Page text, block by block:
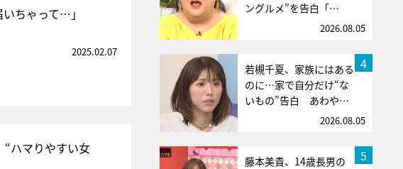
ちゃって…」
2025.02.07
ハマりやすい女
ングルメ”を告白「…
2026.08.05
4
若槻千夏、家族にはある
のに…家で自分だけ“な
いもの”告白 あわや…
2026.08.05
5
藤本美貴、14歳長男の